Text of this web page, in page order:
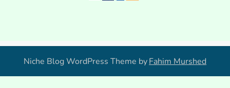
Niche Blog WordPress Theme byFahim Murshed